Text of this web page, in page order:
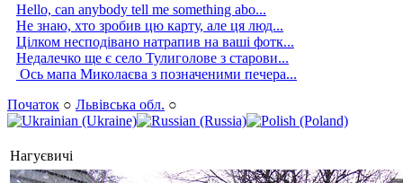
Hello, can anybody tell me something abo...
Не знаю, хто зробив цю карту, але ця люд...
Цілком несподівано натрапив на ваші фотк...
Недалечко ще є село Тулиголове з старови...
Ось мапа Миколаєва з позначеними печера...
Початок ○ Львівська обл. ○
Нагуєвичі